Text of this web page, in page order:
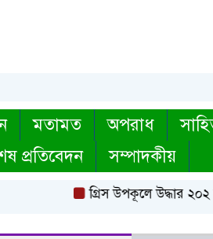
মতামত অপরাধ
প্রতিবেদন সম্পাদকীয়
গ্রিস উপকূলে উদ্ধার ২০২